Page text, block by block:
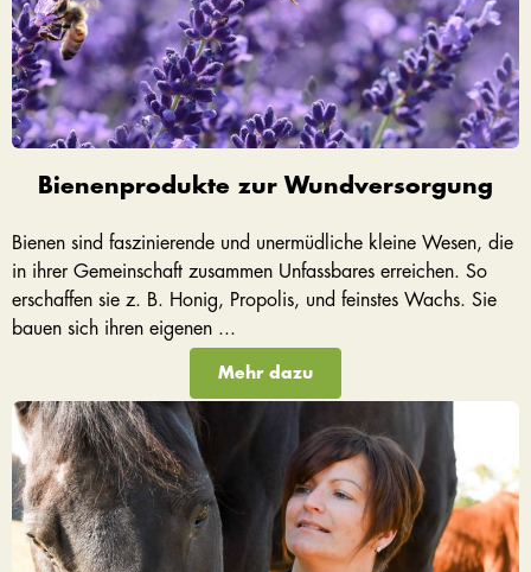
Bienenprodukte zur Wundversorgung
Bienen sind faszinierende und unermüdliche kleine Wesen, die
in ihrer Gemeinschaft zusammen Unfassbares erreichen. So
erschaffen sie z. B. Honig, Propolis, und feinstes Wachs. Sie
bauen sich ihren eigenen ...
Mehr dazu